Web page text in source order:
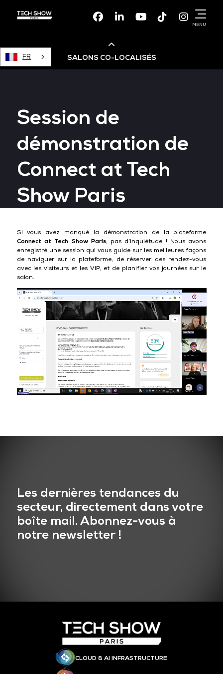
FacebookLinkedinYoutubeTikTok
MENU
FR SALONS CO-LOCALISÉS
Devops Live
Cloud & Cyber Security
Session de
démonstration de
Connect at Tech
Show Paris
Si vous avez manqué la démonstration de la plateforme
Connect at Tech Show Paris, pas d’inquiétude ! Nous avons
enregistré une session qui vous guide sur les meilleures façons
de naviguer sur la plateforme, de réserver des rendez-vous
avec les visiteurs et les VIP, et de planifier vos journées sur le
salon.
Les dernières tendances du
secteur, directement dans votre
boîte mail. Abonnez-vous à
notre newsletter !
CLOUD & AI INFRASTRUCTURE